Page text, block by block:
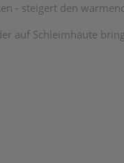
- steigert den
auf Schleimhäute